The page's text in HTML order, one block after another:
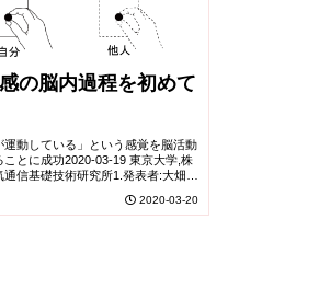
の脳内過程を初めて
運動している」という感覚を脳活動
ことに成功2020-03-19 東京大学,株
通信基礎技術研究所1.発表者:大畑
2020-03-20